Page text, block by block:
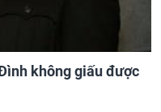
không giấu được